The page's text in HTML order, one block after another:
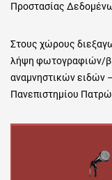
Προστασίας
Στους χώρους
λήψη φωτογραφιών/
αναμνηστικών ειδών
Πανεπιστημίου